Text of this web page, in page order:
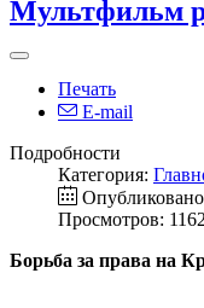
Мультфильм
Печать
E-mail
Подробности
Категория:
Просмотров:
Борьба за права на